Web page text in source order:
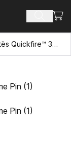
Përshtatës Quickfire™ 300 Pin x 2-4 Acme Pin